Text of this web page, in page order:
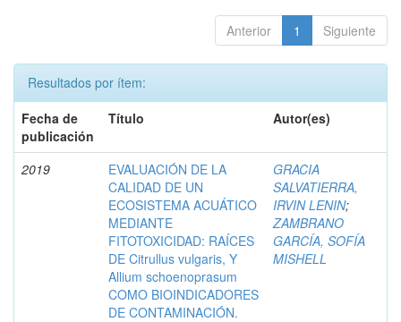
Anterior 1 Siguiente
Resultados por ítem:
Fecha de
publicación
Título Autor(es)
2019
EVALUACIÓN DE LA
CALIDAD DE UN
ECOSISTEMA ACUÁTICO
MEDIANTE
FITOTOXICIDAD: RAÍCES
DE Citrullus vulgaris, Y
Allium schoenoprasum
COMO BIOINDICADORES
DE CONTAMINACIÓN.
GRACIA
SALVATIERRA,
IRVIN LENIN;
ZAMBRANO
GARCÍA, SOFÍA
MISHELL